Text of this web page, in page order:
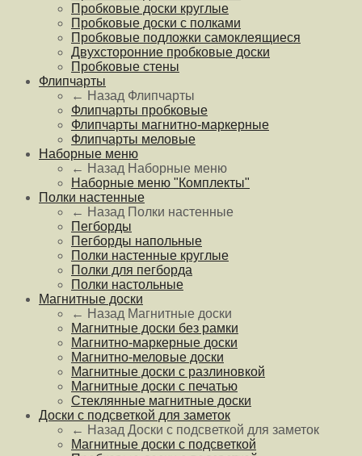
Пробковые доски круглые
Пробковые доски с полками
Пробковые подложки самоклеящиеся
Двухсторонние пробковые доски
Пробковые стены
Флипчарты
← Назад Флипчарты
Флипчарты пробковые
Флипчарты магнитно-маркерные
Флипчарты меловые
Наборные меню
← Назад Наборные меню
Наборные меню "Комплекты"
Полки настенные
← Назад Полки настенные
Пегборды
Пегборды напольные
Полки настенные круглые
Полки для пегборда
Полки настольные
Магнитные доски
← Назад Магнитные доски
Магнитные доски без рамки
Магнитно-маркерные доски
Магнитно-меловые доски
Магнитные доски с разлиновкой
Магнитные доски с печатью
Стеклянные магнитные доски
Доски с подсветкой для заметок
← Назад Доски с подсветкой для заметок
Магнитные доски с подсветкой